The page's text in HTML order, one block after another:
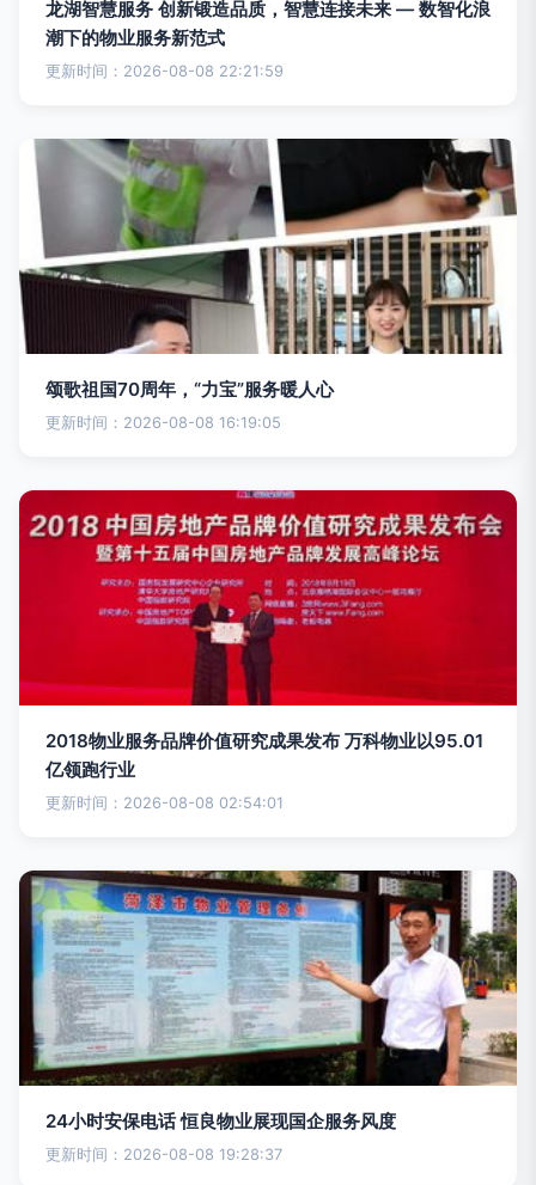
龙湖智慧服务 创新锻造品质，智慧连接未来 — 数智化浪
潮下的物业服务新范式
更新时间：2026-08-08 22:21:59
颂歌祖国70周年，“力宝”服务暖人心
更新时间：2026-08-08 16:19:05
2018物业服务品牌价值研究成果发布 万科物业以95.01
亿领跑行业
更新时间：2026-08-08 02:54:01
24小时安保电话 恒良物业展现国企服务风度
更新时间：2026-08-08 19:28:37